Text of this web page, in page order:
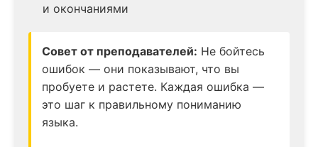
и окончаниями
Совет от преподавателей: Не бойтесь
ошибок — они показывают, что вы
пробуете и растете. Каждая ошибка —
это шаг к правильному пониманию
языка.